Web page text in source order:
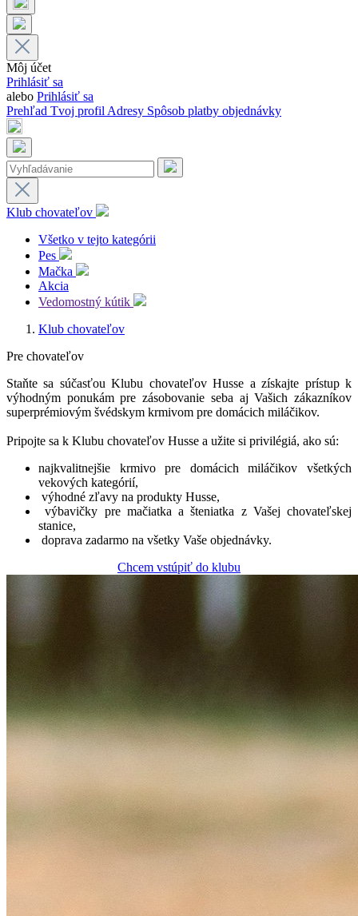
Môj účet
Prihlásiť sa
alebo Prihlásiť sa
Prehľad Tvoj profilAdresy Spôsob platby objednávky
Klub chovateľov
Všetko v tejto kategórii
Pes
Mačka
Akcia
Vedomostný kútik
Klub chovateľov
Pre chovateľov
Staňte sa súčasťou Klubu chovateľov Husse a získajte prístup k
výhodným ponukám pre zásobovanie seba aj Vašich zákazníkov
superprémiovým švédskym krmivom pre domácich miláčikov.
Pripojte sa k Klubu chovateľov Husse a užite si privilégiá, ako sú:
najkvalitnejšie krmivo pre domácich miláčikov všetkých
vekových kategórií,
výhodné zľavy na produkty Husse,
výbavičky pre mačiatka a šteniatka z Vašej chovateľskej
stanice,
doprava zadarmo na všetky Vaše objednávky.
Chcem vstúpiť do klubu